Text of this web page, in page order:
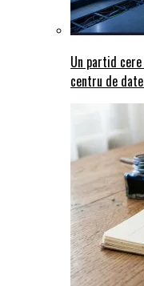
Un partid
centru de